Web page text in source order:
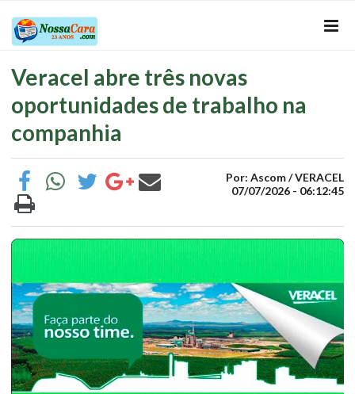
Veracel abre três novas
oportunidades de trabalho na
companhia
Por: Ascom / VERACEL
07/07/2026 - 06:12:45